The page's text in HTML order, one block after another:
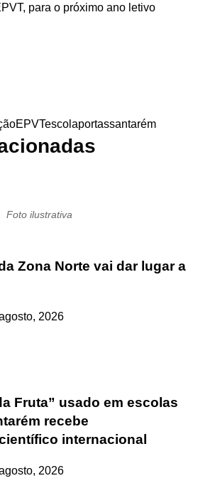
para o próximo ano letivo
EPVTescolaportassantarém
Foto ilustrativa
Zona Norte vai dar lugar a
2026
Fruta” usado em escolas
recebe
internacional
2026